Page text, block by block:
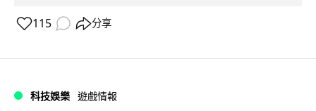
115 分享
科技娛樂 遊戲情報